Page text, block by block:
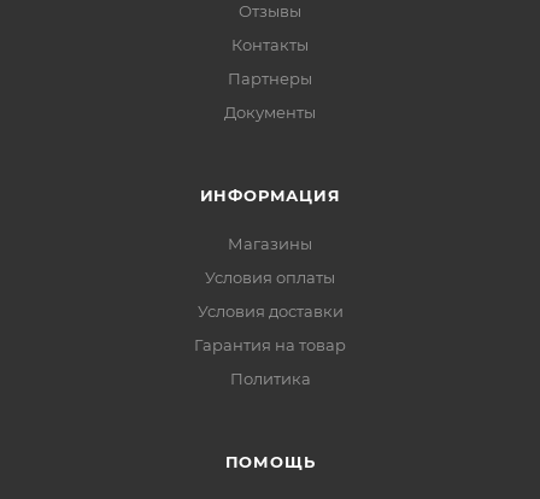
Отзывы
Контакты
Партнеры
Документы
ИНФОРМАЦИЯ
Магазины
Условия оплаты
Условия доставки
Гарантия на товар
Политика
ПОМОЩЬ